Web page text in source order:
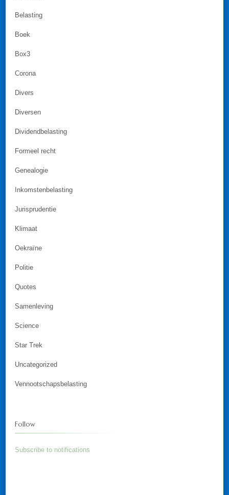
Belasting
Boek
Box3
Corona
Divers
Diversen
Dividendbelasting
Formeel recht
Genealogie
Inkomstenbelasting
Jurisprudentie
Klimaat
Oekraïne
Politie
Quotes
Samenleving
Science
Star Trek
Uncategorized
Vennootschapsbelasting
Follow
Subscribe to notifications